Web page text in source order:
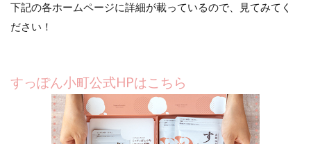
下記の各ホームページに詳細が載っているので、見てみてく
ださい！
すっぽん小町公式HPはこちら